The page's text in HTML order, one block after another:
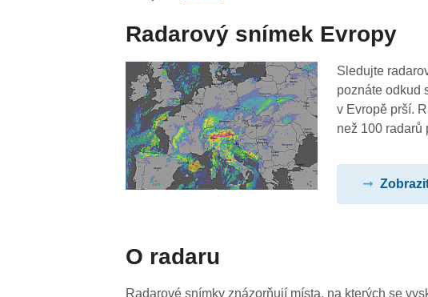
Radarový snímek Evropy
Sledujte
poznáte odkud
v Evropě prší.
než 100 radarů
O radaru
Radarové snímky znázorňují místa, na kterých se